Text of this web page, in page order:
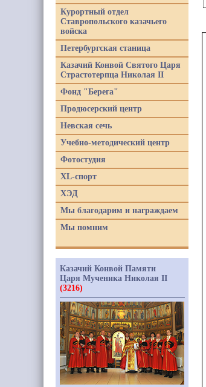
Курортный отдел
Ставропольского казачьего
войска
Петербургская станица
Казачий Конвой Святого Царя
Страстотерпца Николая II
Фонд "Берега"
Продюсерский центр
Невская сечь
Учебно-методический центр
Фотостудия
XL-спорт
ХЭД
Мы благодарим и награждаем
Мы помним
Казачий Конвой Памяти
Царя Мученика Николая II
(3216)